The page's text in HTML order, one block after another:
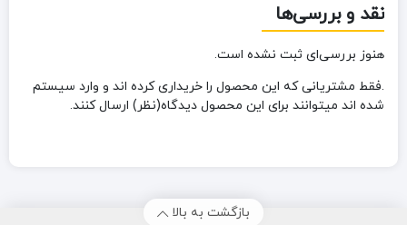
نقد و بررسی‌ها
هنوز بررسی‌ای ثبت نشده است.
.فقط مشتریانی که این محصول را خریداری کرده اند و وارد سیستم
شده اند میتوانند برای این محصول دیدگاه(نظر) ارسال کنند.
بازگشت به بالا